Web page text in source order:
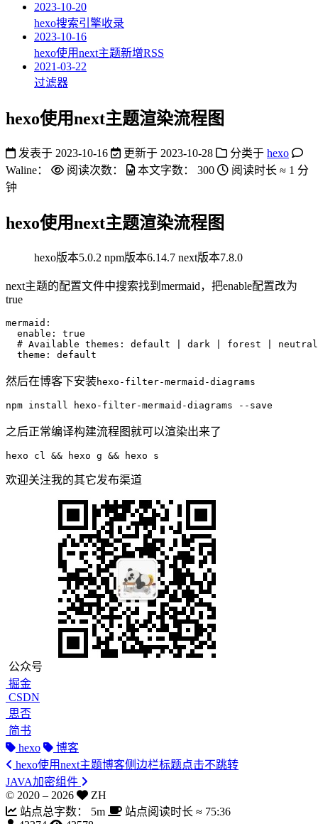
2023-10-20
hexo搜索引擎收录
2023-10-16
hexo使用next主题新增RSS
2021-03-22
过滤器
hexo使用next主题渲染流程图
发表于 2023-10-16 更新于 2023-10-28 分类于 hexo
Waline：
阅读次数： 本文字数： 300 阅读时长 ≈ 1 分
钟
hexo使用next主题渲染流程图
hexo版本5.0.2 npm版本6.14.7 next版本7.8.0
next主题的配置文件中搜索找到mermaid，把enable配置改为
true
mermaid:
enable:
true
# Available themes: default | dark | forest | neutral
theme:
default
然后在博客下安装hexo-filter-mermaid-diagrams
npm install hexo-filter-mermaid-diagrams --save
之后正常编译构建流程图就可以渲染出来了
hexo cl && hexo g && hexo s
欢迎关注我的其它发布渠道
公众号
掘金
CSDN
思否
简书
hexo
博客
hexo使用next主题博客侧边栏标题点击不跳转
JAVA加密组件
© 2020 – 2026
ZH
站点总字数：
5m 站点阅读时长 ≈ 75:36